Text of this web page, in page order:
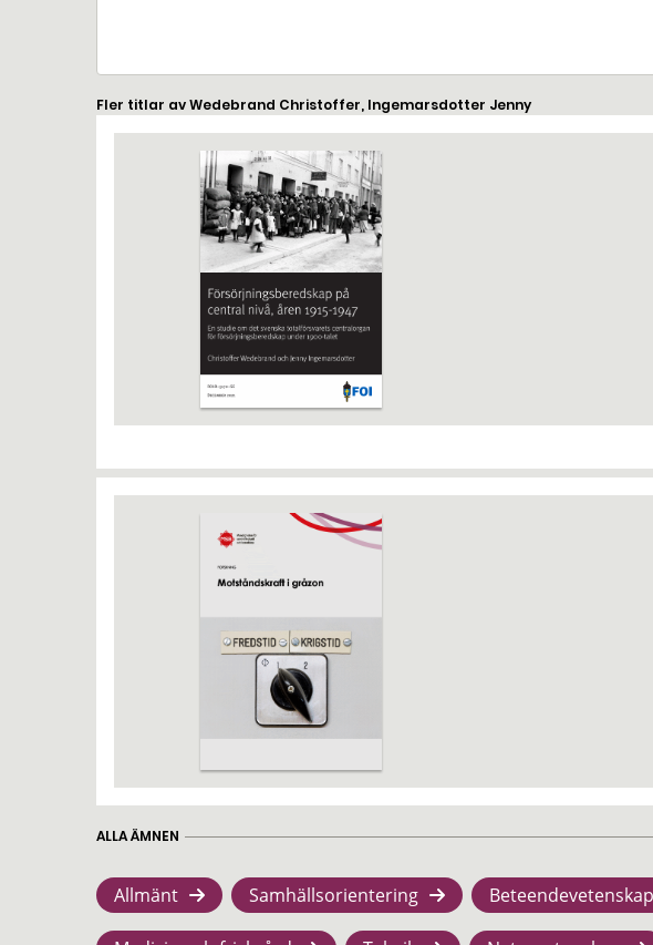
Fler titlar av Wedebrand Christoffer, Ingemarsdotter Jenny
ALLA ÄMNEN
Allmänt Samhällsorientering Beteendevetenskap